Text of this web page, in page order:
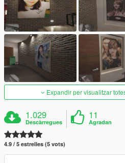
Expandir per visualitzar
1.029
Descàrregues
11
Agradan
4.9 / 5 estrelles (5 vots)